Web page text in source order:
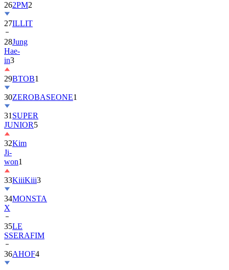
27ILLIT
28Jung
Hae-
in3
29BTOB
30ZEROBASEONE
31SUPER
JUNIOR
32Kim
Ji-
won1
33KiiiKiii
34MONSTA
X
35
SSERAFIM
36AHOF4